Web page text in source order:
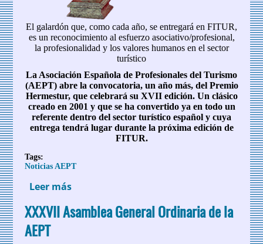
El galardón que, como cada año, se entregará en FITUR,
es un reconocimiento al esfuerzo asociativo/profesional,
la profesionalidad y los valores humanos en el sector
turístico
La Asociación Española de Profesionales del Turismo
(AEPT) abre la convocatoria, un año más, del Premio
Hermestur, que celebrará su XVII edición. Un clásico
creado en 2001 y que se ha convertido ya en todo un
referente dentro del sector turístico español y cuya
entrega tendrá lugar durante la próxima edición de
FITUR.
Tags:
Noticias AEPT
Leer más sobre La AEPT abre la convocatoria del
XXXVII Asamblea General Ordinaria de la
AEPT